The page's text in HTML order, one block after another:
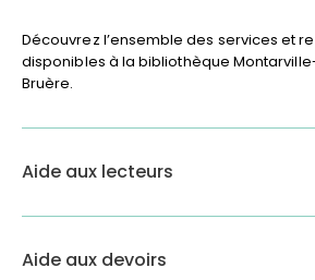
Découvrez l’ensemble des services et
disponibles à la bibliothèque
Bruère.
Aide aux lecteurs
Aide aux devoirs